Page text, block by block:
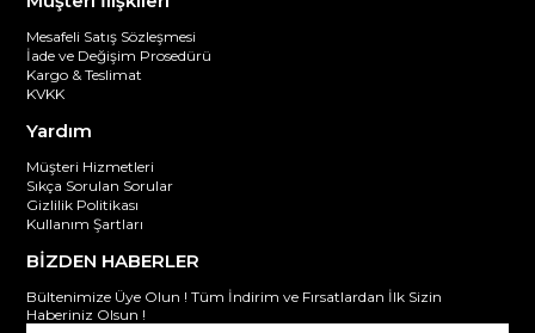
Mesafeli Satış Sözleşmesi
İade ve Değişim Prosedürü
Kargo & Teslimat
KVKK
Yardım
Müşteri Hizmetleri
Sıkça Sorulan Sorular
Gizlilik Politikası
Kullanım Şartları
BİZDEN HABERLER
Bültenimize Üye Olun ! Tüm İndirim ve Fırsatlardan İlk Sizin
Haberiniz Olsun !